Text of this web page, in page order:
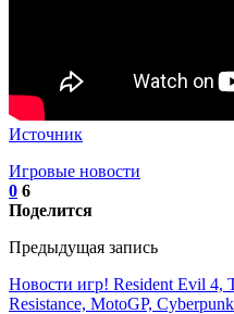
Источник
Игровые новости
0 6
Поделится
Предыдущая запись
Новости игр! Resident Evil 4,
Resistance, MotoGP,